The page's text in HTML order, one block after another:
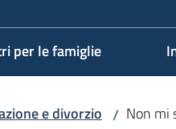
per le famiglie
e divorzio / Non mi